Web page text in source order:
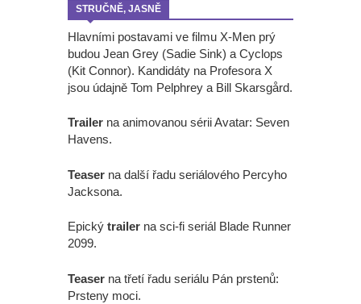
STRUČNĚ, JASNĚ
Hlavními postavami ve filmu X-Men prý
budou Jean Grey (Sadie Sink) a Cyclops
(Kit Connor). Kandidáty na Profesora X
jsou údajně Tom Pelphrey a Bill Skarsgård.
Trailer na animovanou sérii Avatar: Seven
Havens.
Teaser na další řadu seriálového Percyho
Jacksona.
Epický trailer na sci-fi seriál Blade Runner
2099.
Teaser na třetí řadu seriálu Pán prstenů:
Prsteny moci.